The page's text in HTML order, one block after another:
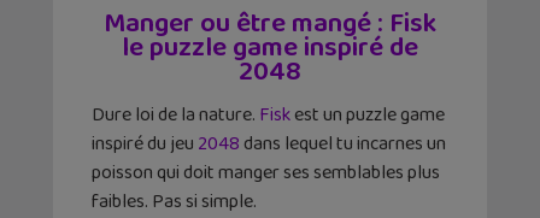
Manger ou être mangé : Fisk
le puzzle game inspiré de
2048
Dure loi de la nature. Fiskest un puzzle game
inspiré du jeu 2048 dans lequel tu incarnes un
poisson qui doit manger ses semblables plus
faibles. Pas si simple.